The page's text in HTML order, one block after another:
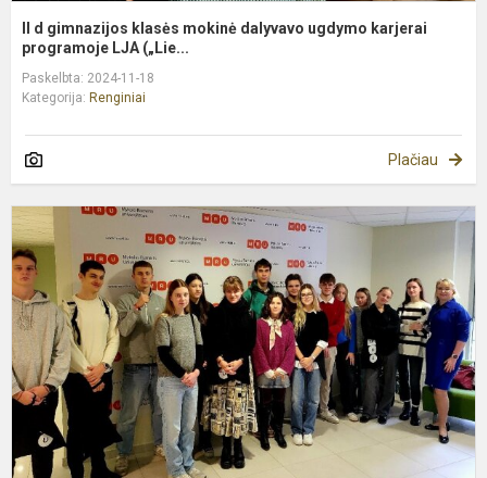
II d gimnazijos klasės mokinė dalyvavo ugdymo karjerai
programoje LJA („Lie...
Paskelbta: 2024-11-18
Kategorija: Renginiai
Plačiau